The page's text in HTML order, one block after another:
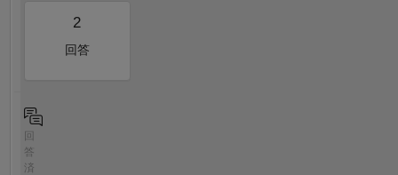
2
回答
回
答
済